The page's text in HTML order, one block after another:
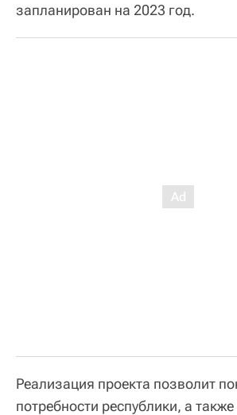
запланирован на 2023 год.
Реализация проекта позволит
потребности республики, а